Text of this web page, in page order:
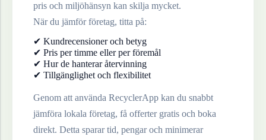
pris och miljöhänsyn kan skilja mycket.
När du jämför företag, titta på:
✔ Kundrecensioner och betyg
✔ Pris per timme eller per föremål
✔ Hur de hanterar återvinning
✔ Tillgänglighet och flexibilitet
Genom att använda RecyclerApp kan du snabbt
jämföra lokala företag, få offerter gratis och boka
direkt. Detta sparar tid, pengar och minimerar